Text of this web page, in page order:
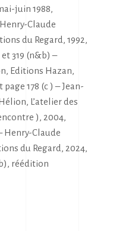
juin 1988,
Claude
du Regard, 1992,
319 (n&b) –
Editions Hazan,
178 (c ) – Jean-
L’atelier des
), 2004,
Henry-Claude
du Regard, 2024,
réédition